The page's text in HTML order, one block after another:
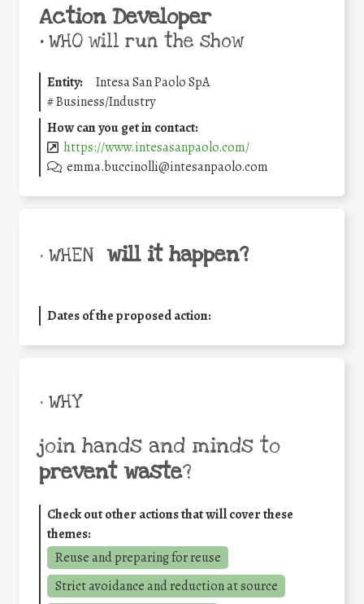
Action Developer
•WHO will run the show
Entity:
Intesa San Paolo SpA
#Business/Industry
How can you get in contact:
https://www.intesasanpaolo.com/
emma.buccinolli@intesanpaolo.com
• WHEN will it happen?
Dates of the proposed action:
• WHY
join hands and minds to
prevent waste?
Check out other actions that will cover these
themes:
Reuse and preparing for reuse
Strict avoidance and reduction at source